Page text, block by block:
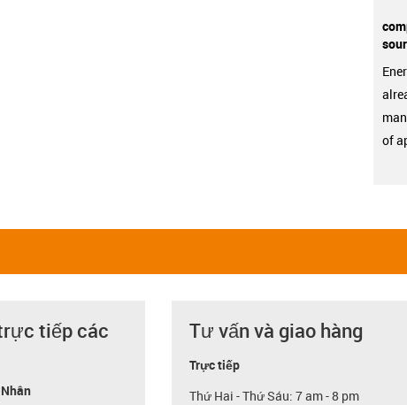
of
tiếp các
Tư vấn và giao hàng
Trực tiếp
Thứ Hai - Thứ Sáu: 7 am - 8 pm